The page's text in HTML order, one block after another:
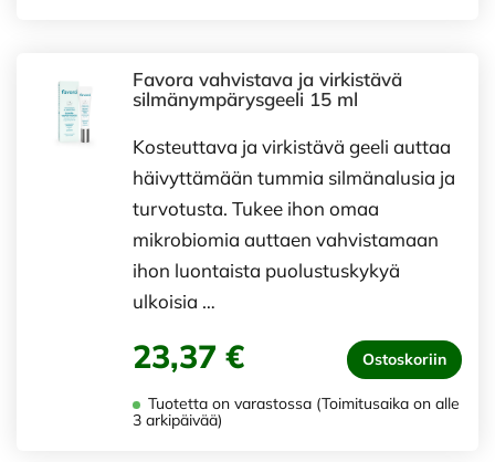
Favora vahvistava ja virkistävä
silmänympärysgeeli 15 ml
Kosteuttava ja virkistävä geeli auttaa
häivyttämään tummia silmänalusia ja
turvotusta. Tukee ihon omaa
mikrobiomia auttaen vahvistamaan
ihon luontaista puolustuskykyä
ulkoisia …
23,37 € Ostoskoriin
Tuotetta on varastossa (Toimitusaika on alle
3 arkipäivää)